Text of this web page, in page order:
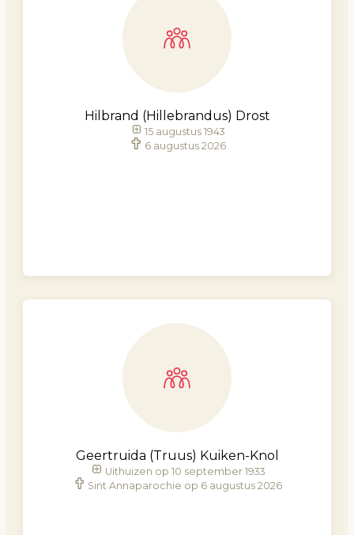
Hilbrand (Hillebrandus) Drost
15 augustus 1943
6 augustus 2026
Geertruida (Truus) Kuiken-Knol
Uithuizen op 10 september 1933
Sint Annaparochie op 6 augustus 2026